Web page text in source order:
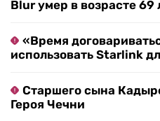
Blur умер в возрасте 69
«Время
использовать Starlink
Старшего сына
Героя Чечни